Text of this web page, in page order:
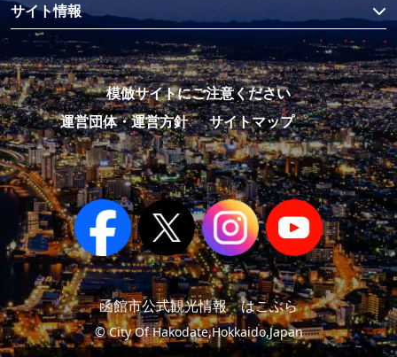
サイト情報
模倣サイトにご注意ください
運営団体・運営方針
サイトマップ
函館市公式観光情報 はこぶら
© City Of Hakodate,Hokkaido,Japan